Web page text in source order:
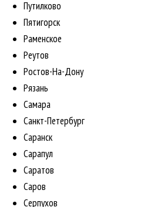
Путилково
Пятигорск
Раменское
Реутов
Ростов-На-Дону
Рязань
Самара
Санкт-Петербург
Саранск
Сарапул
Саратов
Саров
Серпухов